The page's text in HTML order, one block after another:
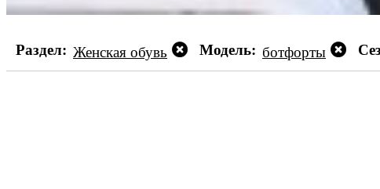
Раздел: Женская обувь Модель: ботфорты